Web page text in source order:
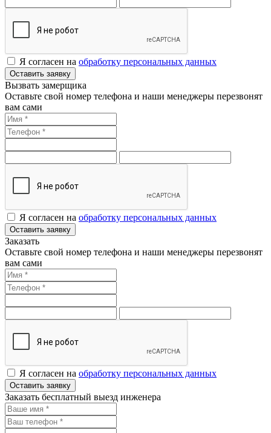
Я согласен на обработку персональных данных
Оставить заявку
Вызвать замерщика
Оставьте свой номер телефона и наши менеджеры перезвонят
вам сами
Я согласен на обработку персональных данных
Оставить заявку
Заказать
Оставьте свой номер телефона и наши менеджеры перезвонят
вам сами
Я согласен на обработку персональных данных
Оставить заявку
Заказать бесплатный выезд инженера